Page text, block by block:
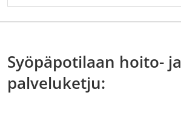
Syöpäpotilaan hoito- ja
palveluketju: